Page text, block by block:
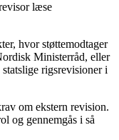
læse
hvor støttemodtager
Ministerråd, eller
rigsrevisioner i
om ekstern revision.
og gennemgås i så